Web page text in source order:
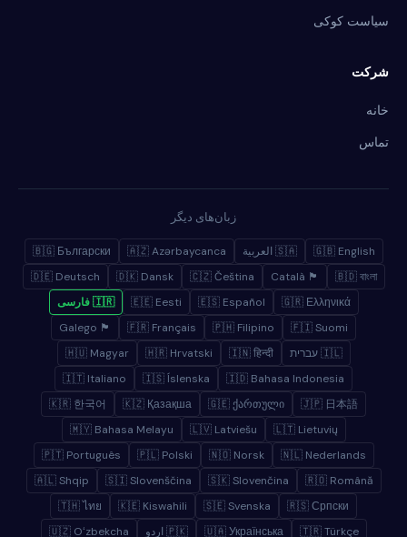
سیاست کوکی
شرکت
خانه
تماس
زبان‌های دیگر
🇬🇧 English 🇸🇦 العربية 🇦🇿 Azərbaycanca
🇧🇬 Български
🇧🇩 বাংলা
🏴 Català
🇨🇿 Čeština
🇩🇰 Dansk
🇩🇪 Deutsch
🇬🇷 Ελληνικά
🇪🇸 Español
🇪🇪 Eesti
🇮🇷 فارسی
🇫🇮 Suomi
🇵🇭 Filipino
🇫🇷 Français
🏴 Galego
🇮🇱 עברית
🇮🇳 हिन्दी
🇭🇷 Hrvatski
🇭🇺 Magyar
🇮🇩 Bahasa Indonesia
🇮🇸 Íslenska
🇮🇹 Italiano
🇯🇵 日本語
🇬🇪 ქართული
🇰🇿 Қазақша
🇰🇷 한국어
🇱🇹 Lietuvių
🇱🇻 Latviešu
🇲🇾 Bahasa Melayu
🇳🇱 Nederlands
🇳🇴 Norsk
🇵🇱 Polski
🇵🇹 Português
🇷🇴 Română
🇸🇰 Slovenčina
🇸🇮 Slovenščina
🇦🇱 Shqip
🇷🇸 Српски
🇸🇪 Svenska
🇰🇪 Kiswahili
🇹🇭 ไทย
🇹🇷 Türkçe
🇺🇦 Українська 🇵🇰 اردو 🇺🇿 Oʻzbekcha